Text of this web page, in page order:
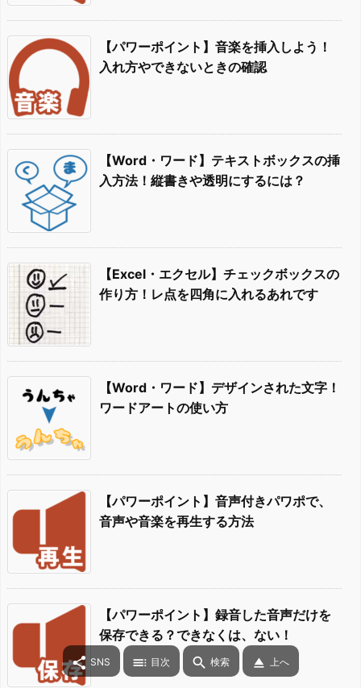
【パワーポイント】音楽を挿入しよう！
入れ方やできないときの確認
【Word・ワード】テキストボックスの挿
入方法！縦書きや透明にするには？
【Excel・エクセル】チェックボックスの
作り方！レ点を四角に入れるあれです
【Word・ワード】デザインされた文字！
ワードアートの使い方
【パワーポイント】音声付きパワポで、
音声や音楽を再生する方法
【パワーポイント】録音した音声だけを
保存できる？できなくは、ない！
 SNS  目次  検索  上へ